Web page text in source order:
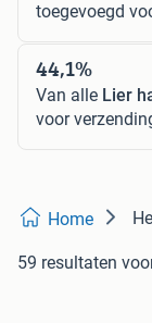
toegevoegd
44,1%
Van alle Lier
voor
Home
59 resultaten